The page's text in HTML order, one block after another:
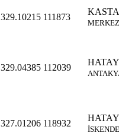
329.10215 111873
MERKEZ
329.04385 112039
HATAY
327.01206 118932
HATAY